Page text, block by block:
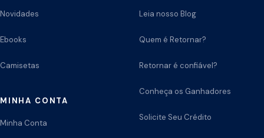
Novidades
Ebooks
Camisetas
MINHA CONTA
Minha Conta
Leia nosso Blog
Quem é Retornar?
Retornar é confiável?
Conheça os Ganhadores
Solicite Seu Crédito